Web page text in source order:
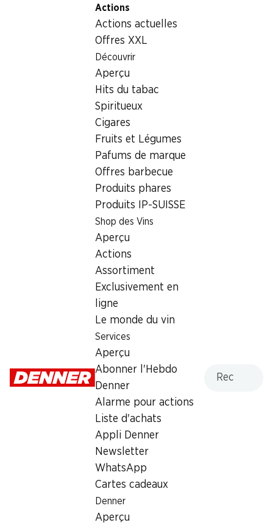
Actions
Actions actuelles
Offres XXL
Découvrir
Aperçu
Hits du tabac
Spiritueux
Cigares
Fruits et Légumes
Pafums de marque
Offres barbecue
Produits phares
Produits IP-SUISSE
Shop des Vins
Aperçu
Actions
Assortiment
Exclusivement en
ligne
Le monde du vin
Services
Aperçu
Abonner l'Hebdo
Denner
Alarme pour actions
Liste d'achats
Appli Denner
Newsletter
WhatsApp
Cartes cadeaux
Denner
Aperçu
Chocolat/sucreries
Lapins Smarties Nestlé
Lapins Smarties Nestlé
Labels et distinctions
1034968
Les clients ont également